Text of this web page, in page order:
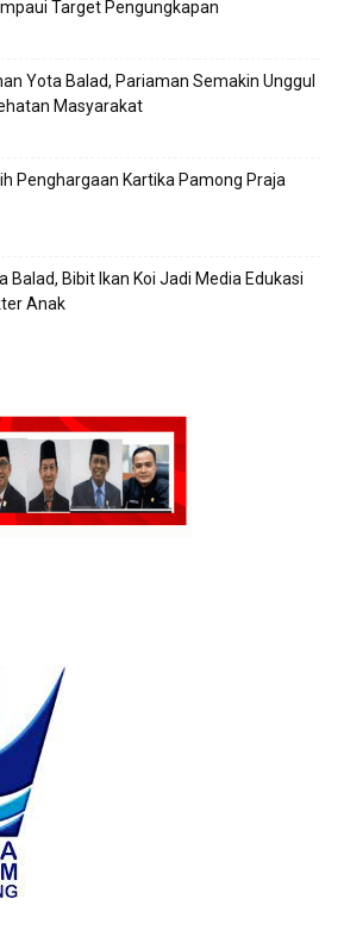
Target Pengungkapan
Yota Balad, Pariaman Semakin Unggul
Masyarakat
Penghargaan Kartika Pamong Praja
Balad, Bibit Ikan Koi Jadi Media Edukasi
Anak